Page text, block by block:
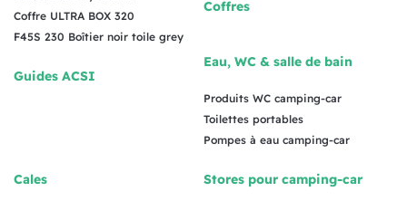
Coffre ULTRA BOX 320
F45S 230 Boîtier noir toile grey
Guides ACSI
Coffres
Eau, WC & salle de bain
Produits WC camping-car
Toilettes portables
Pompes à eau camping-car
Cales Stores pour camping-car